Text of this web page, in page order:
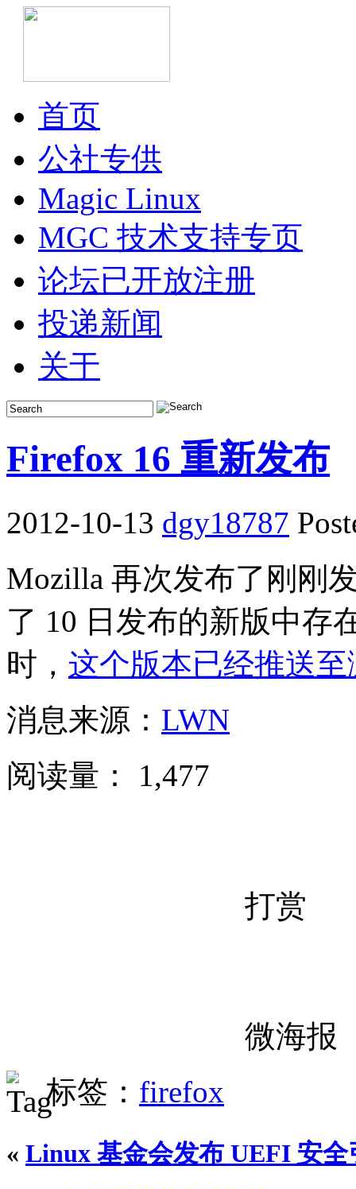
首页
公社专供
Magic Linux
MGC 技术支持专页
论坛已开放注册
投递新闻
关于
Firefox 16 重新发布
2012-10-13 dgy18787
Mozilla 再次发布了刚刚
了 10 日发布的新版中存
时， 这个版本已经推送
消息来源： LWN
阅读量：
1,477
打赏
微海报
标签： firefox
« Linux 基金会发布 UEFI 安